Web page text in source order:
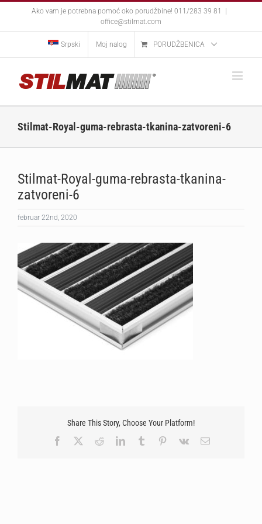
Ako vam je potrebna pomoć oko porudžbine! 011/283 39 81
office@stilmat.com
Srpski Moj nalog PORUDŽBENICA
Stilmat-Royal-guma-rebrasta-tkanina-zatvoreni-6
Stilmat-Royal-guma-rebrasta-tkanina-
zatvoreni-6
februar 22nd, 2020
Share This Story, Choose Your Platform!
Facebook
RedditLinkedInTumblr Pinterest
Vk Email